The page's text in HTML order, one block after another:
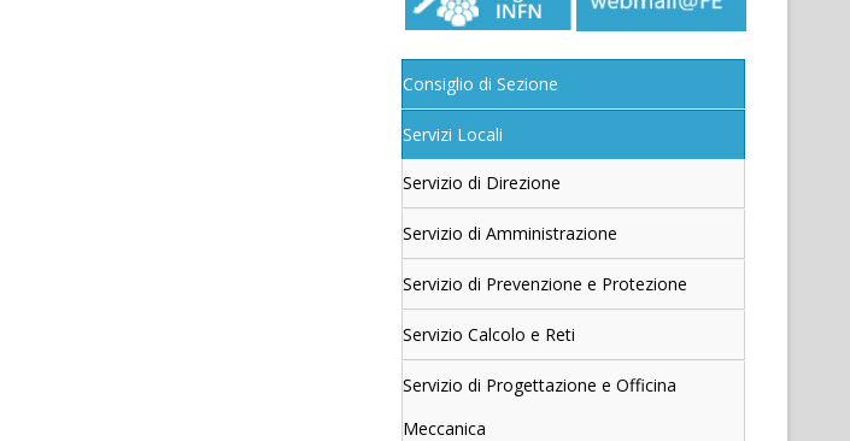
Consiglio di Sezione
Servizi Locali
Servizio di Direzione
Servizio di Amministrazione
Servizio di Prevenzione e Protezione
Servizio Calcolo e Reti
Servizio di Progettazione e Officina
Meccanica